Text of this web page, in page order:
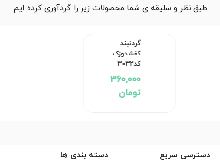
طبق نظر و سلیقه ی شما محصولات زیر را گردآوری کرده ایم
گردنبند
کفشدوزک
کد۳۰۳۲
360,000
تومان
دسترسی سریع دسته بندی ها